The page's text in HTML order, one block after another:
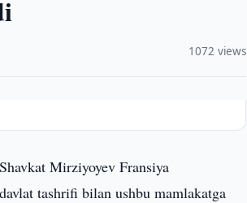
1072 views
Mirziyoyev Fransiya
tashrifi bilan ushbu mamlakatga